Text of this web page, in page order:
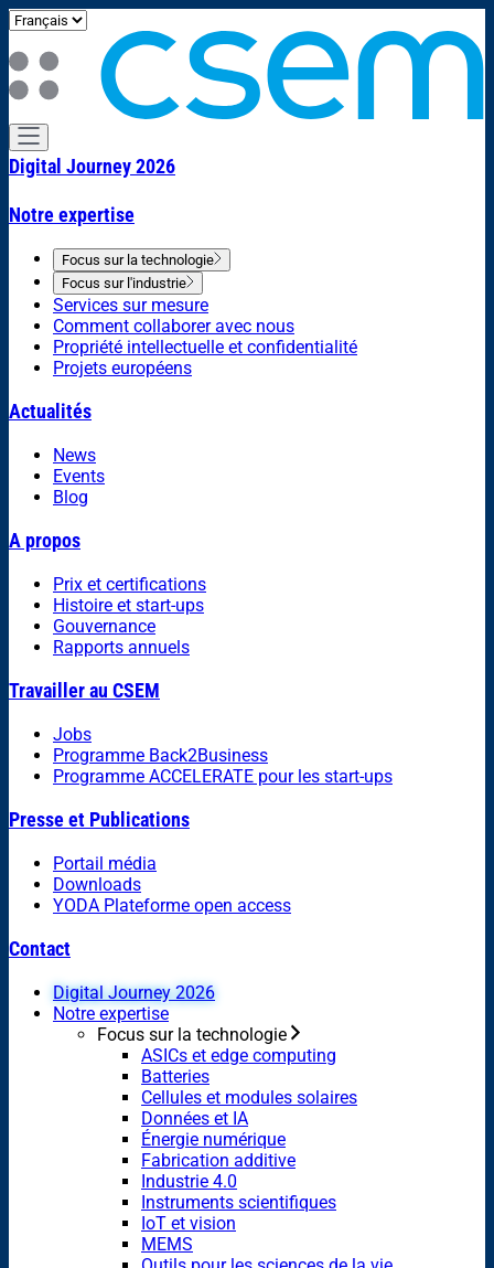
Digital Journey 2026
Notre expertise
Focus sur la technologie
Focus sur l'industrie
Services sur mesure
Comment collaborer avec nous
Propriété intellectuelle et confidentialité
Projets européens
Actualités
News
Events
Blog
A propos
Prix et certifications
Histoire et start-ups
Gouvernance
Rapports annuels
Travailler au CSEM
Jobs
Programme Back2Business
Programme ACCELERATE pour les start-ups
Presse et Publications
Portail média
Downloads
YODA Plateforme open access
Contact
Digital Journey 2026
Notre expertise
Focus sur la technologie
ASICs et edge computing
Batteries
Cellules et modules solaires
Données et IA
Énergie numérique
Fabrication additive
Industrie 4.0
Instruments scientifiques
IoT et vision
MEMS